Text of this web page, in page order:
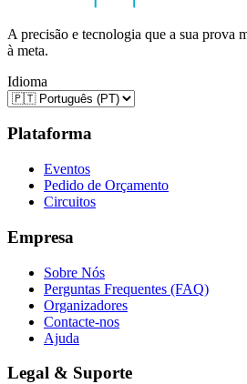
A precisão e tecnologia que a sua prova
à meta.
Idioma
Plataforma
Eventos
Pedido de Orçamento
Circuitos
Empresa
Sobre Nós
Perguntas Frequentes (FAQ)
Organizadores
Contacte-nos
Ajuda
Legal & Suporte